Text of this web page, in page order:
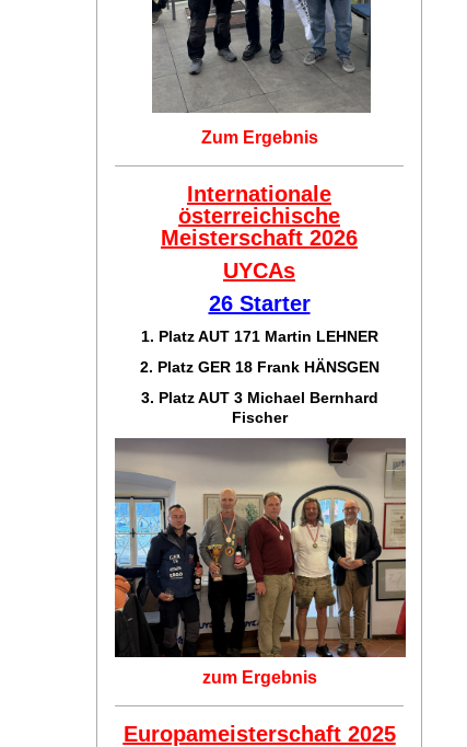
Zum Ergebnis
Internationale
österreichische
Meisterschaft 2026
UYCAs
26 Starter
1. Platz AUT 171 Martin LEHNER
2. Platz GER 18 Frank HÄNSGEN
3. Platz AUT 3 Michael Bernhard
Fischer
zum Ergebnis
Europameisterschaft 2025